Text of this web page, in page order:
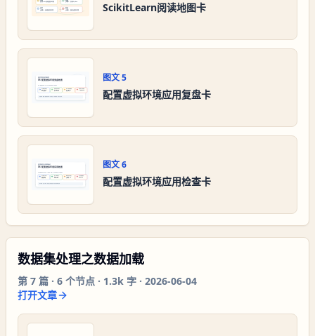
ScikitLearn阅读地图卡
图文5
配置虚拟环境应用复盘卡
图文6
配置虚拟环境应用检查卡
数据集处理之数据加载
第 7 篇 · 6 个节点 · 1.3k 字 · 2026-06-04
打开文章